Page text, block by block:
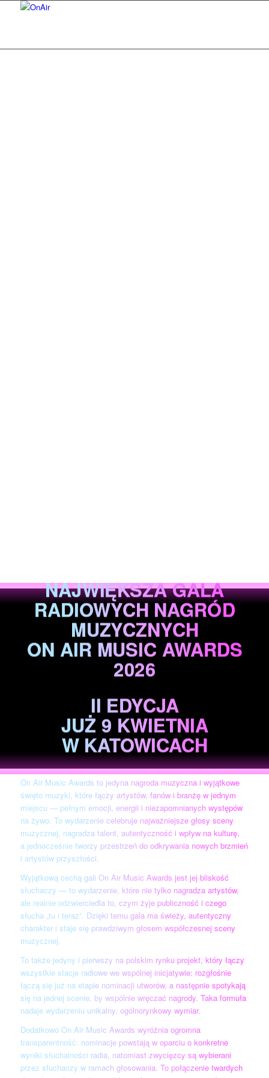
NAJWIĘKSZA GALA
RADIOWYCH NAGRÓD
MUZYCZNYCH
ON AIR MUSIC AWARDS
2026
II EDYCJA
JUŻ 9 KWIETNIA
W KATOWICACH
On Air Music Awards to jedyna nagroda muzyczna i wyjątkowe
święto muzyki, które łączy artystów, fanów i branżę w jednym
miejscu — pełnym emocji, energii i niezapomnianych występów
na żywo. To wydarzenie celebruje najważniejsze głosy sceny
muzycznej, nagradza talent, autentyczność i wpływ na kulturę,
a jednocześnie tworzy przestrzeń do odkrywania nowych brzmień
i artystów przyszłości.
Wyjątkową cechą gali On Air Music Awards jest jej bliskość
słuchaczy — to wydarzenie, które nie tylko nagradza artystów,
ale realnie odzwierciedla to, czym żyje publiczność i czego
słucha „tu i teraz”. Dzięki temu gala ma świeży, autentyczny
charakter i staje się prawdziwym głosem współczesnej sceny
muzycznej.
To także jedyny i pierwszy na polskim rynku projekt, który łączy
wszystkie stacje radiowe we wspólnej inicjatywie: rozgłośnie
łączą się już na etapie nominacji utworów, a następnie spotykają
się na jednej scenie, by wspólnie wręczać nagrody. Taka formuła
nadaje wydarzeniu unikalny, ogólnorynkowy wymiar.
Dodatkowo On Air Music Awards wyróżnia ogromna
transparentność: nominacje powstają w oparciu o konkretne
wyniki słuchalności radia, natomiast zwycięzcy są wybierani
przez słuchaczy w ramach głosowania. To połączenie twardych